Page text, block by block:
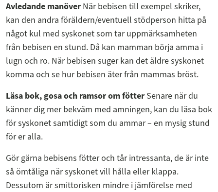
Avledande manöver När bebisen till exempel skriker,
kan den andra föräldern/eventuell stödperson hitta på
något kul med syskonet som tar uppmärksamheten
från bebisen en stund. Då kan mamman börja amma i
lugn och ro. När bebisen suger kan det äldre syskonet
komma och se hur bebisen äter från mammas bröst.
Läsa bok, gosa och ramsor om fötter Senare när du
känner dig mer bekväm med amningen, kan du läsa bok
för syskonet samtidigt som du ammar – en mysig stund
för er alla.
Gör gärna bebisens fötter och tår intressanta, de är inte
så ömtåliga när syskonet vill hålla eller klappa.
Dessutom är smittorisken mindre i jämförelse med